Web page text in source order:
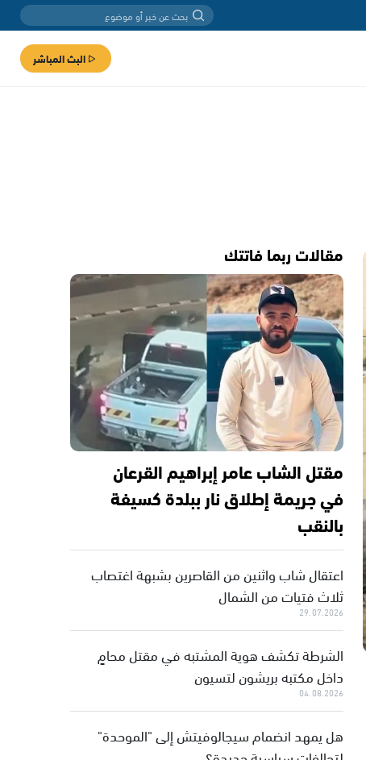
البث المباشر
مقالات ربما فاتتك
مقتل الشاب عامر إبراهيم القرعان
في جريمة إطلاق نار ببلدة كسيفة
بالنقب
اعتقال شاب واثنين من القاصرين بشبهة اغتصاب
ثلاث فتيات من الشمال
29.07.2026
الشرطة تكشف هوية المشتبه في مقتل محامٍ
داخل مكتبه بريشون لتسيون
04.08.2026
هل يمهد انضمام سيجالوفيتش إلى "الموحدة"